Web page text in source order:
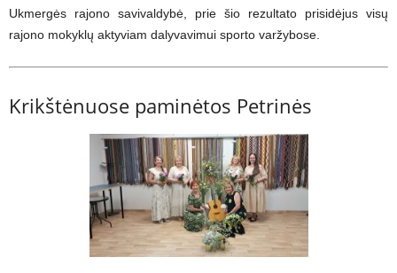
Ukmergės rajono savivaldybė, prie šio rezultato prisidėjus visų
rajono mokyklų aktyviam dalyvavimui sporto varžybose.
Krikštėnuose paminėtos Petrinės